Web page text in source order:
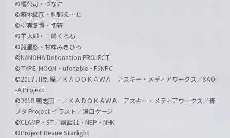
©橘公司・つなこ
©築地俊彦・駒都え～じ
©柳実冬貴・切符
©羊太郎・三嶋くろね
©諸星悠・甘味みきひろ
©NANOHA Detonation PROJECT
©TYPE-MOON・ufotable・FSNPC
©2017 川原 礫／ＫＡＤＯＫＡＷＡ アスキー・メディアワークス／SAO
-A Project
©2018 鴨志田 一／ＫＡＤＯＫＡＷＡ アスキー・メディアワークス／青
ブタ Project イラスト／溝口ケージ
©CLAMP・ST／講談社・NEP・NHK
©Project Revue Starlight